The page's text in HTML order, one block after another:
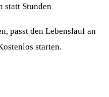
Stunden
passt den Lebenslauf an
starten.